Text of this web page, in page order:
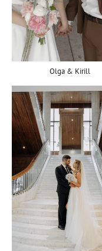
Olga & Kirill